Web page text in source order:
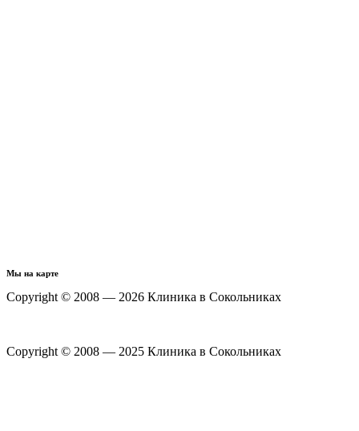
Мы на карте
Copyright © 2008 — 2026 Клиника в Сокольниках
Copyright © 2008 — 2025 Клиника в Сокольниках